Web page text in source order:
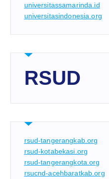
universitassamarinda.id
universitasindonesia.org
RSUD
rsud-tangerangkab.org
rsud-kotabekasi.org
rsud-tangerangkota.org
rsucnd-acehbaratkab.org